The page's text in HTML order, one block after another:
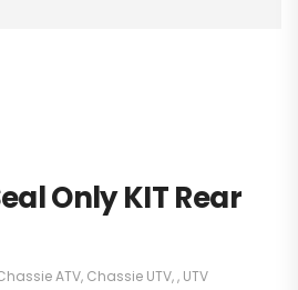
Only KIT Rear
ATV, Chassie UTV,, UTV